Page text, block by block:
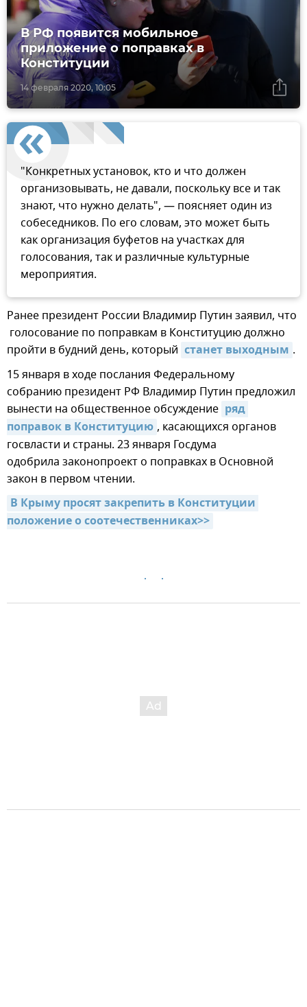
14 февраля 2020, 10:05
В РФ появится мобильное
приложение о поправках в
Конституции
"Конкретных установок, кто и что должен
организовывать, не давали, поскольку все и так
знают, что нужно делать", — поясняет один из
собеседников. По его словам, это может быть
как организация буфетов на участках для
голосования, так и различные культурные
мероприятия.
Ранее президент России Владимир Путин заявил, что
голосование по поправкам в Конституцию должно
пройти в будний день, который станет выходным .
15 января в ходе послания Федеральному
собранию президент РФ Владимир Путин предложил
вынести на общественное обсуждение ряд
поправок в Конституцию , касающихся органов
госвласти и страны. 23 января Госдума
одобрила законопроект о поправках в Основной
закон в первом чтении.
В Крыму просят закрепить в Конституции
положение о соотечественниках>>